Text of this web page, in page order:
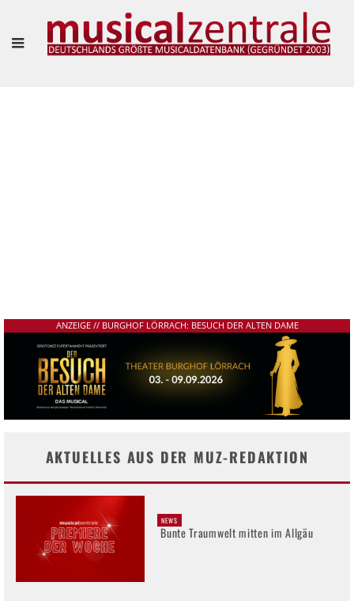
ANZEIGE // BURGHOF LÖRRACH: BESUCH DER ALTEN DAME
AKTUELLES AUS DER MUZ-REDAKTION
NEWS
Bunte Traumwelt mitten im Allgäu